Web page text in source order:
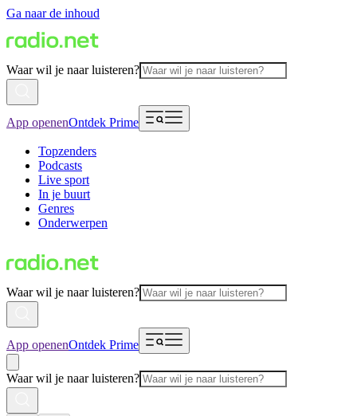
Ga naar de inhoud
Waar wil je naar luisteren?
App openenOntdek Prime
Topzenders
Podcasts
Live sport
In je buurt
Genres
Onderwerpen
Waar wil je naar luisteren?
App openenOntdek Prime
Waar wil je naar luisteren?